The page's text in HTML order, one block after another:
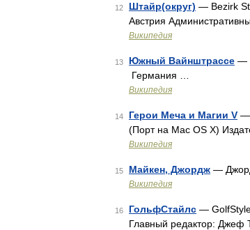
12 Штайр(округ) — Bezirk
Австрия
Википедия
13 Южный Вайнштрассе —
Германия …
Википедия
14 Герои Меча и Магии V —
(Порт на Mac OS X)
Википедия
15 Майкен, Джордж —
Википедия
16 ГольфСтайлс —
Главный редактор: Джеф